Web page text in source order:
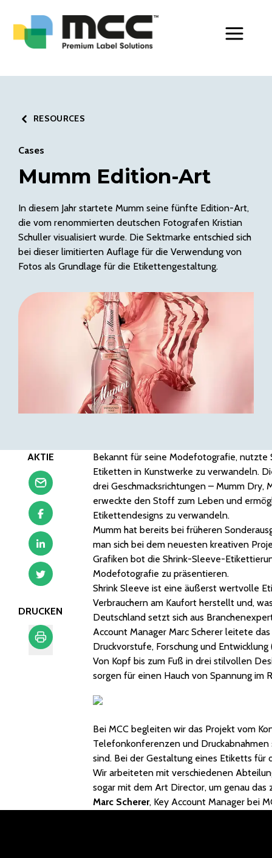
RESOURCES
Cases
Mumm Edition-Art
In diesem Jahr startete Mumm seine fünfte Edition-Art,
die vom renommierten deutschen Fotografen Kristian
Schuller visualisiert wurde. Die Sektmarke entschied sich
bei dieser limitierten Auflage für die Verwendung von
Fotos als Grundlage für die Etikettengestaltung.
AKTIE
DRUCKEN
Bekannt für seine Modefotografie, nutzte
Etiketten in Kunstwerke zu verwandeln.
drei Geschmacksrichtungen – Mumm
erweckte den Stoff zum Leben und
Etikettendesigns zu verwandeln.
Mumm hat bereits bei früheren
man sich bei dem neuesten kreativen
Grafiken bot die Shrink-Sleeve-
Modefotografie zu präsentieren.
Shrink Sleeve ist eine äußerst wertvolle
Verbrauchern am Kaufort herstellt und,
Deutschland setzt sich aus
Account Manager Marc Scherer leitete
Druckvorstufe, Forschung und
Von Kopf bis zum Fuß in drei stilvollen
sorgen für einen Hauch von Spannung im
Bei MCC begleiten wir das Projekt vom
Telefonkonferenzen und
sind. Bei der Gestaltung eines Etiketts für
Wir arbeiteten mit verschiedenen
sogar mit dem Art Director, um genau
Marc Scherer, Key Account Manager bei